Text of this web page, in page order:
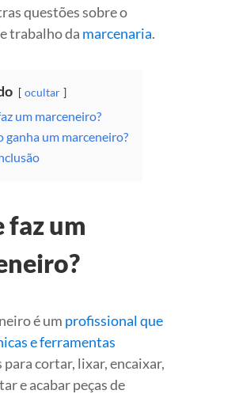
questões sobre o
trabalho da marcenaria.
ocultar
um marceneiro?
ganha um marceneiro?
faz um
é um profissional que
e ferramentas
para cortar, lixar, encaixar,
e acabar peças de